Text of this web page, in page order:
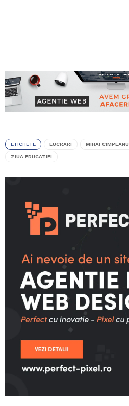
ETICHETE LUCRARI MIHAI CIMPEANU
ZIUA EDUCATIEI